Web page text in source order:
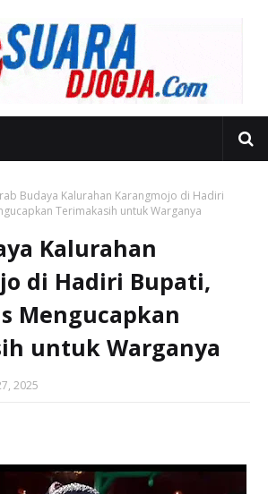
Budaya Kalurahan Karangmojo di Hadiri
Terimakasih untuk Warganya
Kalurahan
di Hadiri Bupati,
Mengucapkan
untuk Warganya
2025